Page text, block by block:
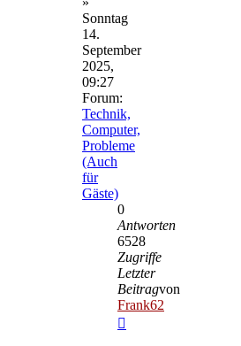
Sonntag
14.
September
2025,
09:27
Forum:
Technik,
Computer,
Probleme
(Auch
für
Gäste)
0
Antworten
6528
Zugriffe
Letzter
Beitragvon
Frank62